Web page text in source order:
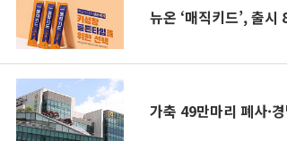
뉴온 ‘매직키드’, 출
가축 49만마리 폐사·